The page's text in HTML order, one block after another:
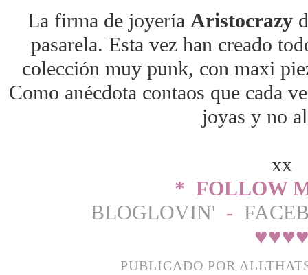
La firma de joyería Aristocrazy
pasarela. Esta vez han creado
colección muy punk, con maxi
Como anécdota contaos que cada
joyas y no
xx
* FOLLOW
BLOGLOVIN' -
♥♥♥
PUBLICADO POR